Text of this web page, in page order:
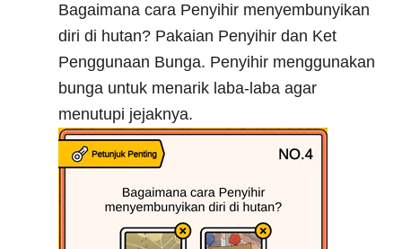
Bagaimana cara Penyihir menyembunyikan
diri di hutan? Pakaian Penyihir dan Ket
Penggunaan Bunga. Penyihir menggunakan
bunga untuk menarik laba-laba agar
menutupi jejaknya.